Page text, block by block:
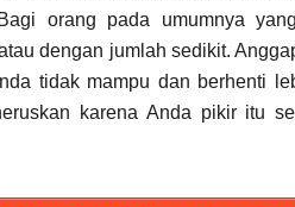
orang pada umumnya
dengan jumlah sedikit.
tidak mampu dan berhenti
karena Anda pikir itu